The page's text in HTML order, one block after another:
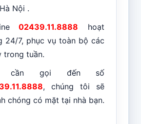
Nội .
02439.11.8888 hoạt
24/7, phục vụ toàn bộ các
trong tuần.
cần gọi đến số
, chúng tôi sẽ
chóng có mặt tại nhà bạn.